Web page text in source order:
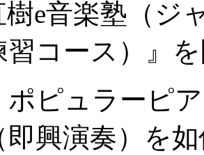
樹e音楽塾（
習コース）』
ポピュラーピ
即興演奏）を